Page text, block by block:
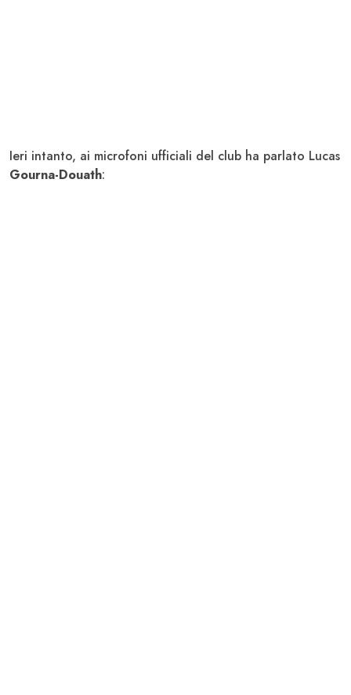
Ieri intanto, ai microfoni ufficiali del club ha parlato Lucas
Gourna-Douath: